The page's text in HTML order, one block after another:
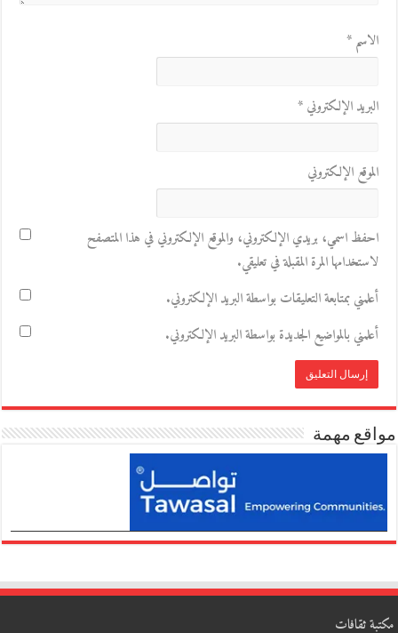
الاسم*
البريد الإلكتروني*
الموقع الإلكتروني
احفظ اسمي، بريدي الإلكتروني، والموقع الإلكتروني في هذا المتصفح
لاستخدامها المرة المقبلة في تعليقي.
أعلمني بمتابعة التعليقات بواسطة البريد الإلكتروني.
أعلمني بالمواضيع الجديدة بواسطة البريد الإلكتروني.
مواقع مهمة
مكتبة ثقافات